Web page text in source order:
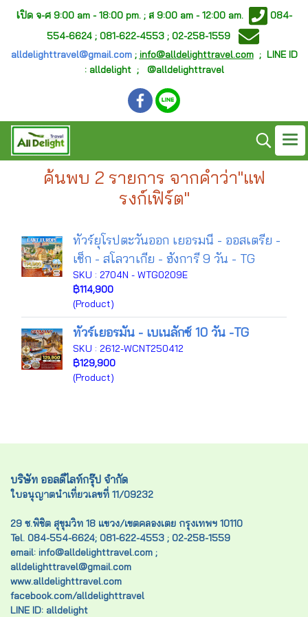
เปิด จ-ศ 9:00 am - 18:00 pm. ; ส 9:00 am - 12:00 am.
084-
554-6624 ; 081-622-4553 ; 02-258-1559
alldelighttravel@gmail.com; info@alldelighttravel.com; LINE ID
: alldelight ; @alldelighttravel
ค้นพบ 2 รายการ จากคำว่า"แฟ
รงก์เฟิร์ต"
ทัวร์ยุโรปตะวันออก เยอรมนี - ออสเตรีย -
เช็ก - สโลวาเกีย - ฮังการี 9 วัน - TG
SKU : 2704N - WTG0209E
฿114,900
(Product)
ทัวร์เยอรมัน - เบเนลักซ์ 10 วัน -TG
SKU : 2612-WCNT250412
฿129,900
(Product)
บริษัท ออลดีไลท์กรุ๊ป จำกัด
ใบอนุญาตนำเที่ยวเลขที่ 11/09232
29 ซ.พิชิต สุขุมวิท 18 แขวง/เขตคลองเตย กรุงเทพฯ 10110
Tel. 084-554-6624; 081-622-4553 ; 02-258-1559
email: info@alldelighttravel.com ;
alldelighttravel@gmail.com
www.alldelighttravel.com
facebook.com/alldelighttravel
LINE ID: alldelight